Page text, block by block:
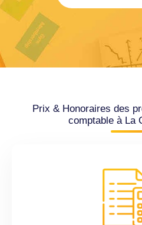
Prix & Honoraires des
comptable à La